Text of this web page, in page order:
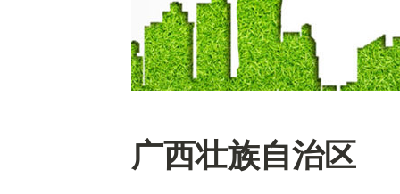
广西壮族自治区